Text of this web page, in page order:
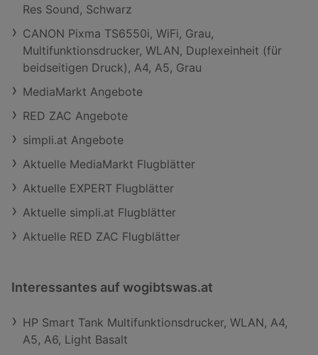
Res Sound, Schwarz
CANON Pixma TS6550i, WiFi, Grau,
Multifunktionsdrucker, WLAN, Duplexeinheit (für
beidseitigen Druck), A4, A5, Grau
MediaMarkt Angebote
RED ZAC Angebote
simpli.at Angebote
Aktuelle MediaMarkt Flugblätter
Aktuelle EXPERT Flugblätter
Aktuelle simpli.at Flugblätter
Aktuelle RED ZAC Flugblätter
Interessantes auf wogibtswas.at
HP Smart Tank Multifunktionsdrucker, WLAN, A4,
A5, A6, Light Basalt